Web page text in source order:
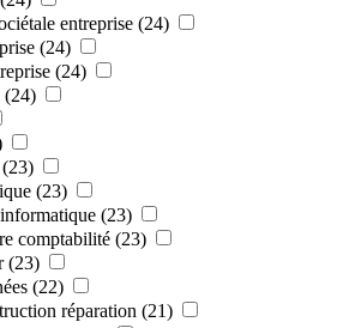
entreprise (24)
(24)
(24)
(24)
(23)
(23)
(23)
comptabilité (23)
(23)
(22)
réparation (21)